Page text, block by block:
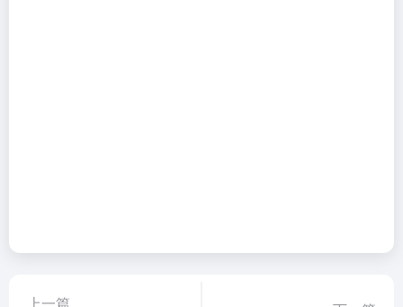
上一篇